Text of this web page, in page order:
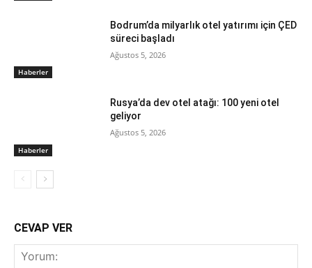
Haberler
Bodrum’da milyarlık otel yatırımı için ÇED
süreci başladı
Ağustos 5, 2026
Haberler
Rusya’da dev otel atağı: 100 yeni otel
geliyor
Ağustos 5, 2026
CEVAP VER